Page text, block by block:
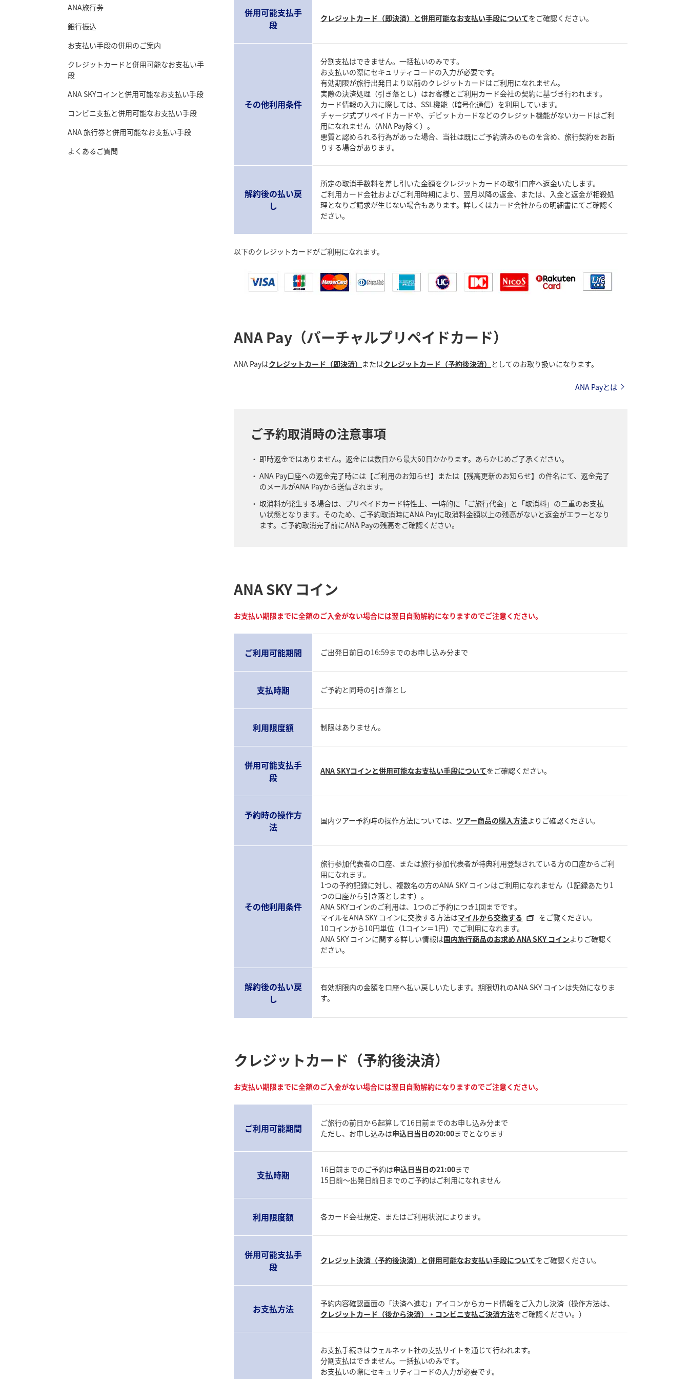
ANA旅行券
銀行振込
お支払い手段の併用のご案内
クレジットカードと併用可能なお支払い手
段
ANA SKYコインと併用可能なお支払い手段
コンビニ支払と併用可能なお支払い手段
ANA 旅行券と併用可能なお支払い手段
よくあるご質問
併用可能支払手
段
クレジットカード（即決済）と併用可能なお支払い手段についてをご確認ください。
その他利用条件
分割支払はできません。一括払いのみです。
お支払いの際にセキュリティコードの入力が必要です。
有効期限が旅行出発日より以前のクレジットカードはご利用になれません。
実際の決済処理（引き落とし）はお客様とご利用カード会社の契約に基づき行われます。
カード情報の入力に際しては、SSL機能（暗号化通信）を利用しています。
チャージ式プリペイドカードや、デビットカードなどのクレジット機能がないカードはご利
用になれません（ANA Pay除く）。
悪質と認められる行為があった場合、当社は既にご予約済みのものを含め、旅行契約をお断
りする場合があります。
解約後の払い戻
し
所定の取消手数料を差し引いた金額をクレジットカードの取引口座へ返金いたします。
ご利用カード会社およびご利用時期により、翌月以降の返金、または、入金と返金が相殺処
理となりご請求が生じない場合もあります。詳しくはカード会社からの明細書にてご確認く
ださい。
以下のクレジットカードがご利用になれます。
ANA Pay（バーチャルプリペイドカード）
ANA Payはクレジットカード（即決済） またはクレジットカード（予約後決済） としてのお取り扱いになります。
ANA Payとは
ご予約取消時の注意事項
即時返金ではありません。返金には数日から最大60日かかります。あらかじめご了承ください。
ANA Pay口座への返金完了時には【ご利用のお知らせ】または【残高更新のお知らせ】の件名にて、返金完了
のメールがANA Payから送信されます。
取消料が発生する場合は、プリペイドカード特性上、一時的に「ご旅行代金」と「取消料」の二重のお支払
い状態となります。そのため、ご予約取消時にANA Payに取消料金額以上の残高がないと返金がエラーとなり
ます。ご予約取消完了前にANA Payの残高をご確認ください。
ANA SKY コイン
お支払い期限までに全額のご入金がない場合には翌日自動解約になりますのでご注意ください。
ご利用可能期間 ご出発日前日の16:59までのお申し込み分まで
支払時期 ご予約と同時の引き落とし
利用限度額 制限はありません。
併用可能支払手
段
ANA SKYコインと併用可能なお支払い手段についてをご確認ください。
予約時の操作方
法
国内ツアー予約時の操作方法については、 ツアー商品の購入方法よりご確認ください。
その他利用条件
旅行参加代表者の口座、または旅行参加代表者が特典利用登録されている方の口座からご利
用になれます。
1つの予約記録に対し、複数名の方のANA SKY コインはご利用になれません（1記録あたり1
つの口座から引き落とします）。
ANA SKYコインのご利用は、1つのご予約につき1回までです。
マイルをANA SKY コインに交換する方法はマイルから交換する
をご覧ください。
10コインから10円単位（1コイン＝1円）でご利用になれます。
ANA SKY コインに関する詳しい情報は国内旅行商品のお求め ANA SKY コインよりご確認く
ださい。
解約後の払い戻
し
有効期限内の金額を口座へ払い戻しいたします。期限切れのANA SKY コインは失効になりま
す。
クレジットカード（予約後決済）
お支払い期限までに全額のご入金がない場合には翌日自動解約になりますのでご注意ください。
ご利用可能期間
ご旅行の前日から起算して16日前までのお申し込み分まで
ただし、お申し込みは申込日当日の20:00までとなります
支払時期 16日前までのご予約は申込日当日の21:00まで
15日前～出発日前日までのご予約はご利用になれません
利用限度額 各カード会社規定、またはご利用状況によります。
併用可能支払手
段
クレジット決済（予約後決済）と併用可能なお支払い手段についてをご確認ください。
お支払方法
予約内容確認画面の「決済へ進む」アイコンからカード情報をご入力し決済（操作方法は、
クレジットカード（後から決済）・コンビニ支払ご決済方法をご確認ください。）
お支払手続きはウェルネット社の支払サイトを通じて行われます。
分割支払はできません。一括払いのみです。
お支払いの際にセキュリティコードの入力が必要です。